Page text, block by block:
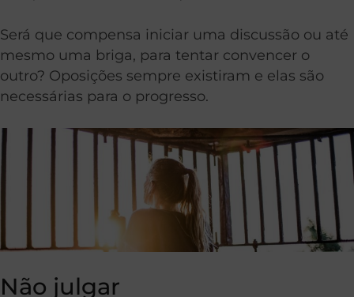
Será que compensa iniciar uma discussão ou até
mesmo uma briga, para tentar convencer o
outro? Oposições sempre existiram e elas são
necessárias para o progresso.
Não julgar